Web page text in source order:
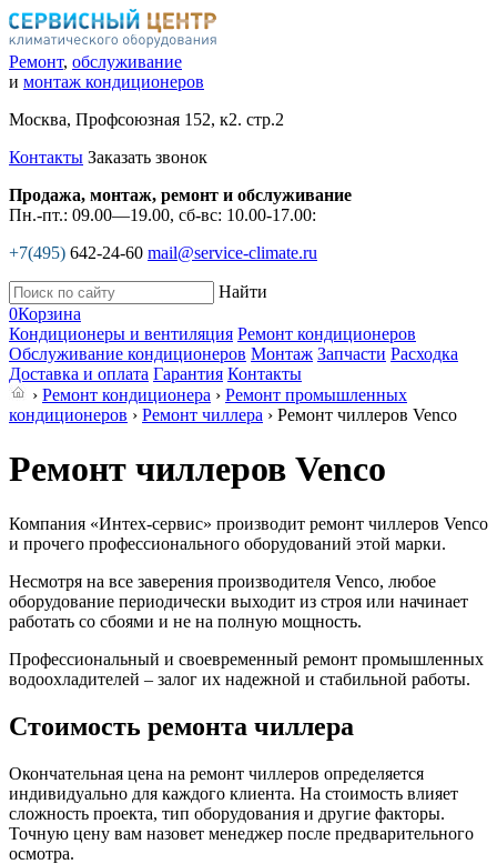
Ремонт, обслуживание
и монтаж кондиционеров
Москва, Профсоюзная 152, к2. стр.2
Контакты Заказать звонок
Продажа, монтаж, ремонт и обслуживание
Пн.-пт.: 09.00—19.00, сб-вс: 10.00-17.00:
+7(495) 642-24-60 mail@service-climate.ru
Найти
0Корзина
Кондиционеры и вентиляция Ремонт кондиционеров
Обслуживание кондиционеров Монтаж Запчасти Расходка
Доставка и оплата Гарантия Контакты
› Ремонт кондиционера › Ремонт промышленных
кондиционеров › Ремонт чиллера › Ремонт чиллеров Venco
Ремонт чиллеров Venco
Компания «Интех-сервис» производит ремонт чиллеров Venco
и прочего профессионального оборудований этой марки.
Несмотря на все заверения производителя Venco, любое
оборудование периодически выходит из строя или начинает
работать со сбоями и не на полную мощность.
Профессиональный и своевременный ремонт промышленных
водоохладителей – залог их надежной и стабильной работы.
Стоимость ремонта чиллера
Окончательная цена на ремонт чиллеров определяется
индивидуально для каждого клиента. На стоимость влияет
сложность проекта, тип оборудования и другие факторы.
Точную цену вам назовет менеджер после предварительного
осмотра.